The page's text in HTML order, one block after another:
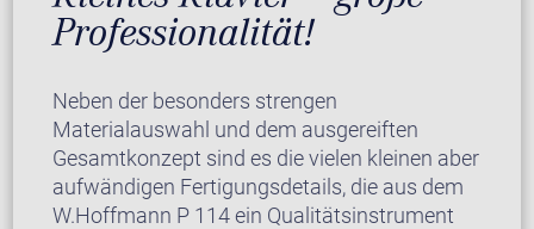
Professionalität!
Neben der besonders strengen
Materialauswahl und dem ausgereiften
Gesamtkonzept sind es die vielen kleinen aber
aufwändigen Fertigungsdetails, die aus dem
W.Hoffmann P 114 ein Qualitätsinstrument